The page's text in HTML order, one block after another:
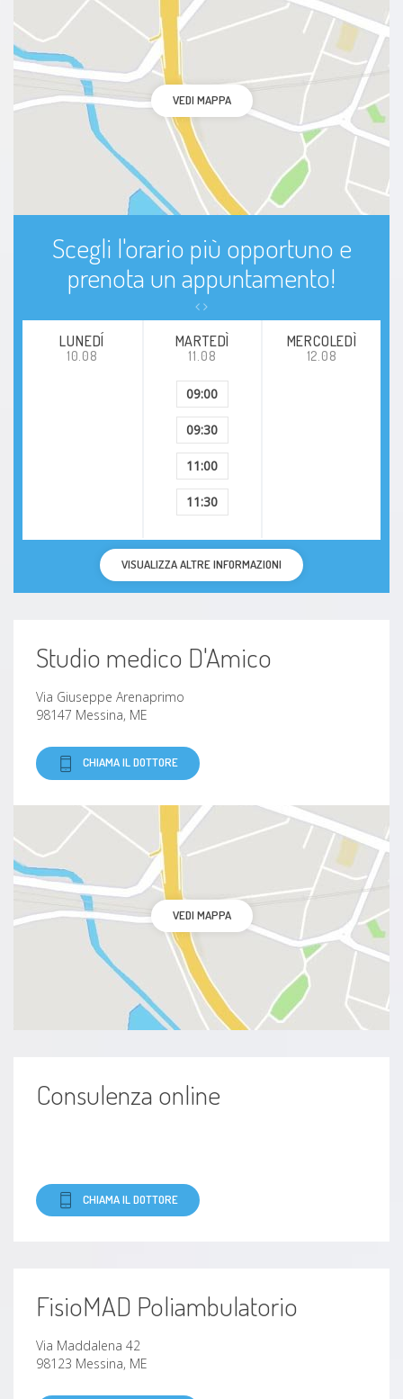
VEDI MAPPA
Scegli l'orario più opportuno e
prenota un appuntamento!
LUNEDÍ
10.08
MARTEDÌ
11.08
09:00
09:30
11:00
11:30
MERCOLEDÌ
12.08
VISUALIZZA ALTRE INFORMAZIONI
Studio medico D'Amico
Via Giuseppe Arenaprimo
98147 Messina, ME
CHIAMA IL DOTTORE
VEDI MAPPA
Consulenza online
CHIAMA IL DOTTORE
FisioMAD Poliambulatorio
Via Maddalena 42
98123 Messina, ME